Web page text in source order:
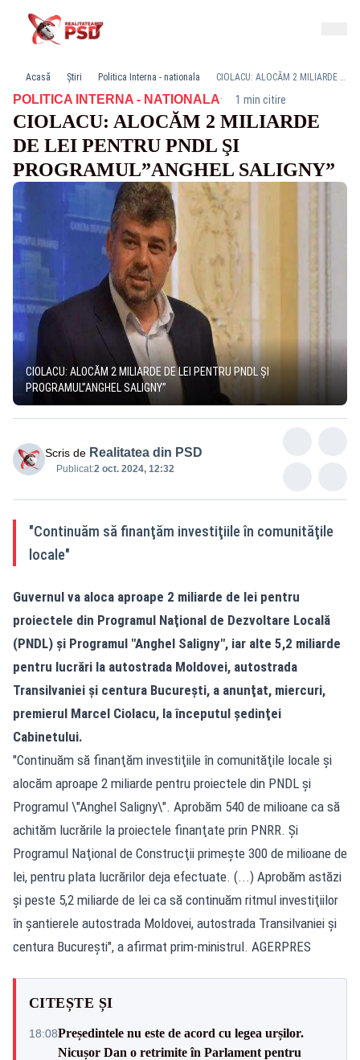
Acasă Știri Politica Interna - nationala CIOLACU: ALOCĂM 2 MILIARDE DE LEI PENTRU PNDL ŞI PROGRAMUL”ANGHEL SALIGNY”
POLITICA INTERNA - NATIONALA· 1 min citire
CIOLACU: ALOCĂM 2 MILIARDE
DE LEI PENTRU PNDL ŞI
PROGRAMUL”ANGHEL SALIGNY”
CIOLACU: ALOCĂM 2 MILIARDE DE LEI PENTRU PNDL ŞI
PROGRAMUL”ANGHEL SALIGNY”
Scris de Realitatea din PSD
Publicat:2 oct. 2024, 12:32
"Continuăm să finanţăm investiţiile în comunităţile
locale"
Guvernul va aloca aproape 2 miliarde de lei pentru
proiectele din Programul Naţional de Dezvoltare Locală
(PNDL) şi Programul "Anghel Saligny", iar alte 5,2 miliarde
pentru lucrări la autostrada Moldovei, autostrada
Transilvaniei şi centura Bucureşti, a anunţat, miercuri,
premierul Marcel Ciolacu, la începutul şedinţei
Cabinetului.
"Continuăm să finanţăm investiţiile în comunităţile locale şi
alocăm aproape 2 miliarde pentru proiectele din PNDL şi
Programul \"Anghel Saligny\". Aprobăm 540 de milioane ca să
achităm lucrările la proiectele finanţate prin PNRR. Şi
Programul Naţional de Construcţii primeşte 300 de milioane de
lei, pentru plata lucrărilor deja efectuate. (...) Aprobăm astăzi
şi peste 5,2 miliarde de lei ca să continuăm ritmul investiţiilor
în şantierele autostrada Moldovei, autostrada Transilvaniei şi
centura Bucureşti", a afirmat prim-ministrul. AGERPRES
CITEȘTE ȘI
18:08Președintele nu este de acord cu legea urșilor.
Nicușor Dan o retrimite în Parlament pentru